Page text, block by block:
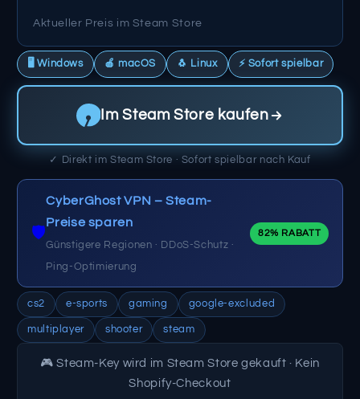
Aktueller Preis im Steam Store
🖥️ Windows 🍎 macOS 🐧 Linux ⚡ Sofort spielbar
Im Steam Store kaufen
✓ Direkt im Steam Store · Sofort spielbar nach Kauf
🛡️
CyberGhost VPN – Steam-
Preise sparen
Günstigere Regionen · DDoS-Schutz ·
Ping-Optimierung
82% RABATT
cs2 e-sports gaming google-excluded
multiplayer shooter steam
🎮 Steam-Key wird im Steam Store gekauft · Kein
Shopify-Checkout